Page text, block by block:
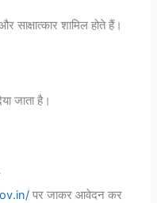
साक्षात्कार शामिल होते हैं।
जाता है।
पर जाकर आवेदन कर